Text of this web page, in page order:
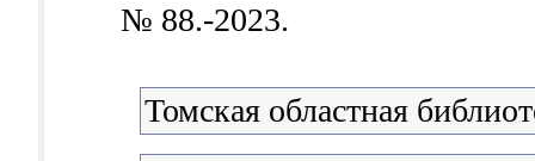
№ 88.-2023.
Томская областная